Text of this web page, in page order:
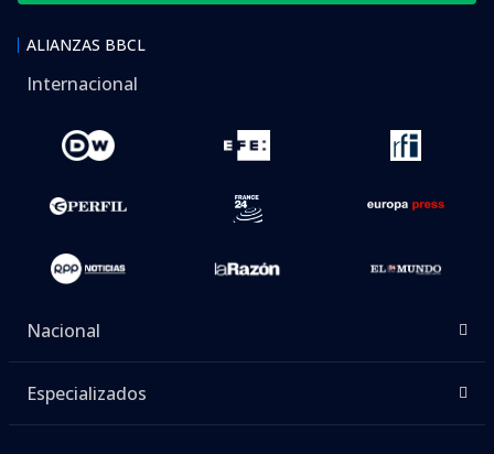
ALIANZAS BBCL
Internacional
Nacional
Especializados